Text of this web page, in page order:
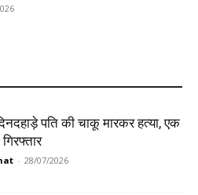
पति की चाकू मारकर हत्या, एक
गिरफ्तार
- 28/07/2026